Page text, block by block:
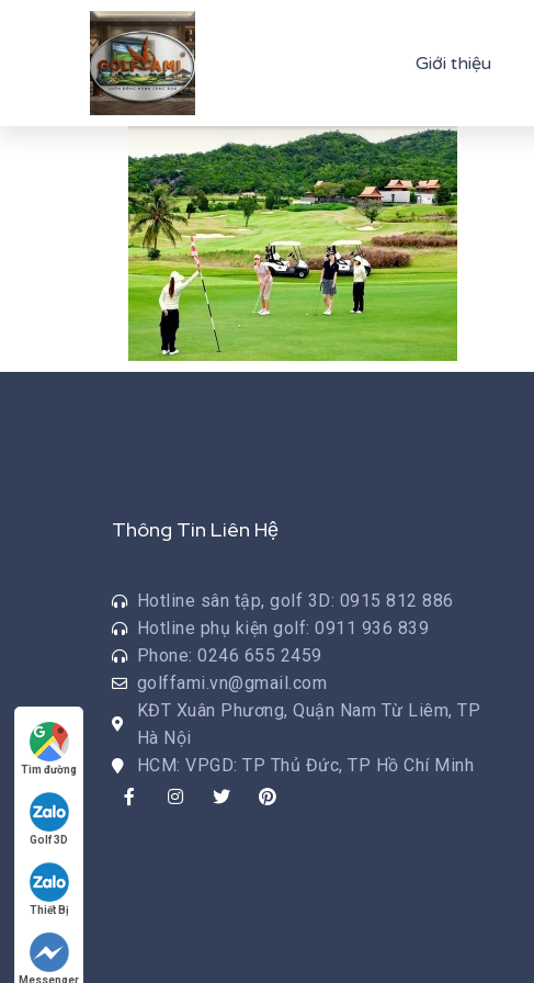
Giới thiệu
Thông Tin Liên Hệ
Hotline sân tập, golf 3D: 0915 812 886
Hotline phụ kiện golf: 0911 936 839
Phone: 0246 655 2459
golffami.vn@gmail.com
KĐT Xuân Phương, Quận Nam Từ Liêm, TP
Hà Nội
HCM: VPGD: TP Thủ Đức, TP Hồ Chí Minh
Tìm đường
Golf 3D
Thiết Bị
Messenger